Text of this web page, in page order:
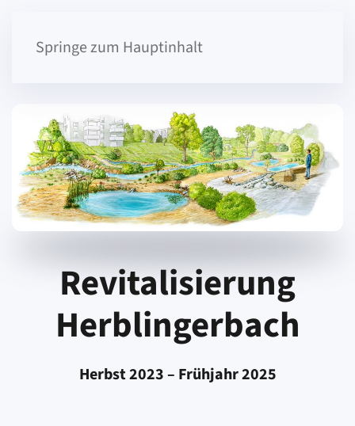
Springe zum Hauptinhalt
Revitalisierung
Herblingerbach
Herbst 2023 – Frühjahr 2025